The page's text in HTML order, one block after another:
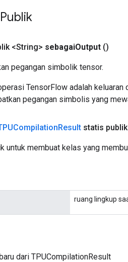
<String> sebagaiOutput ()
pegangan simbolik tensor.
TensorFlow adalah
pegangan simbolis yang
Result statis publik
untuk membuat kelas yang
ruang lingkup
dari TPUCompilationResult